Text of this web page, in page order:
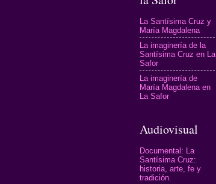
La Santísima Cruz y
María Magdalena
La imaginería de la
Santísima Cruz en La
Safor
La imaginería de
María Magdalena en
La Safor
Audiovisual
Documental: La
Santísima Cruz:
historia, arte, fe y
tradición.